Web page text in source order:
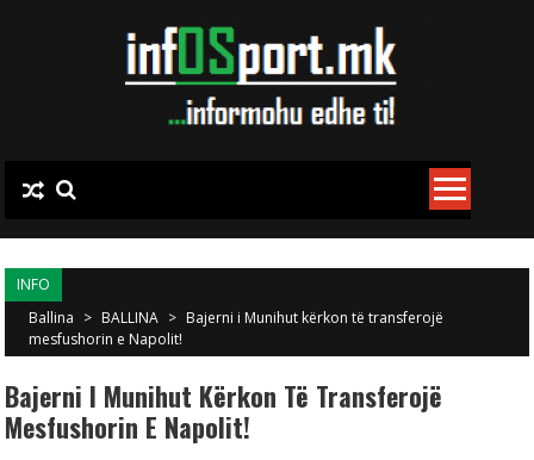
INFO
Ballina > BALLINA > Bajerni i Munihut kërkon të transferojë
mesfushorin e Napolit!
Bajerni I Munihut Kërkon Të Transferojë
Mesfushorin E Napolit!